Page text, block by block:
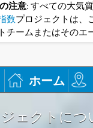
注意: すべての大気
数プロジェクトは、
トチームまたはそのエ
ホーム
ェクトにつ